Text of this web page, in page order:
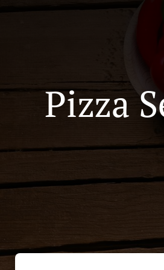
Pizza